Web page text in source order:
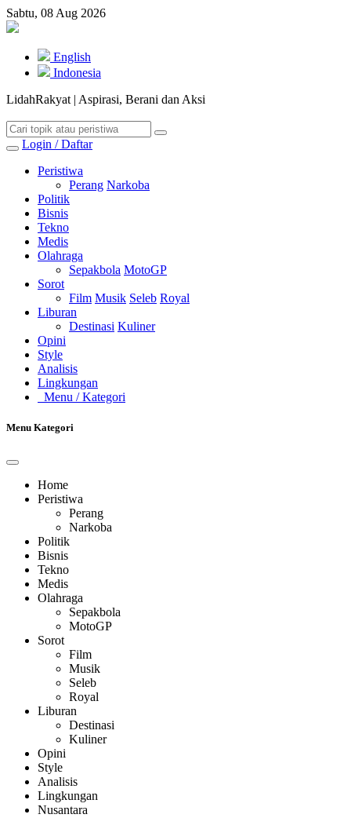
Sabtu, 08 Aug 2026
English
Indonesia
LidahRakyat | Aspirasi, Berani dan Aksi
Login / Daftar
Peristiwa
Perang Narkoba
Politik
Bisnis
Tekno
Medis
Olahraga
Sepakbola MotoGP
Sorot
Film Musik Seleb Royal
Liburan
Destinasi Kuliner
Opini
Style
Analisis
Lingkungan
Menu / Kategori
Menu Kategori
Home
Peristiwa
Perang
Narkoba
Politik
Bisnis
Tekno
Medis
Olahraga
Sepakbola
MotoGP
Sorot
Film
Musik
Seleb
Royal
Liburan
Destinasi
Kuliner
Opini
Style
Analisis
Lingkungan
Nusantara